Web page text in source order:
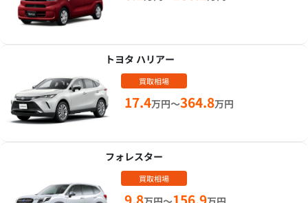
トヨタ ハリアー
買取相場
17.4万円～364.8万円
フォレスター
買取相場